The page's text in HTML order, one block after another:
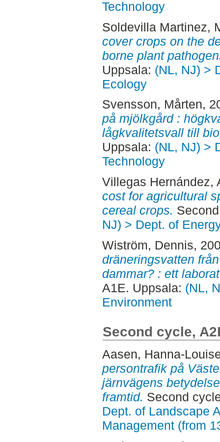
Technology
Soldevilla Martinez,
cover crops on the
borne plant
Uppsala: (NL, NJ) >
Ecology
Svensson, Mårten,
på mjölkgård :
lågkvalitetsvall till
Uppsala: (NL, NJ) >
Technology
Villegas Hernández,
cost for agricultural
cereal crops.
NJ) > Dept. of
Wiström, Dennis,
dräneringsvatten
dammar? : ett
A1E. Uppsala: (NL,
Environment
Second cycle,
Aasen, Hanna-
persontrafik på
järnvägens
framtid. Second
Dept. of Landscape
Management (from